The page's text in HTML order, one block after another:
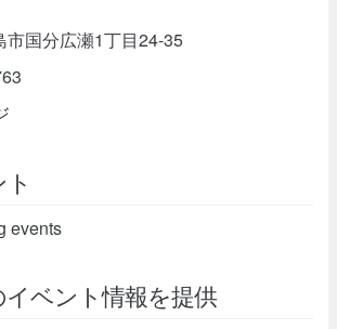
市国分広瀬1丁目24-35
events
ベント情報を提供